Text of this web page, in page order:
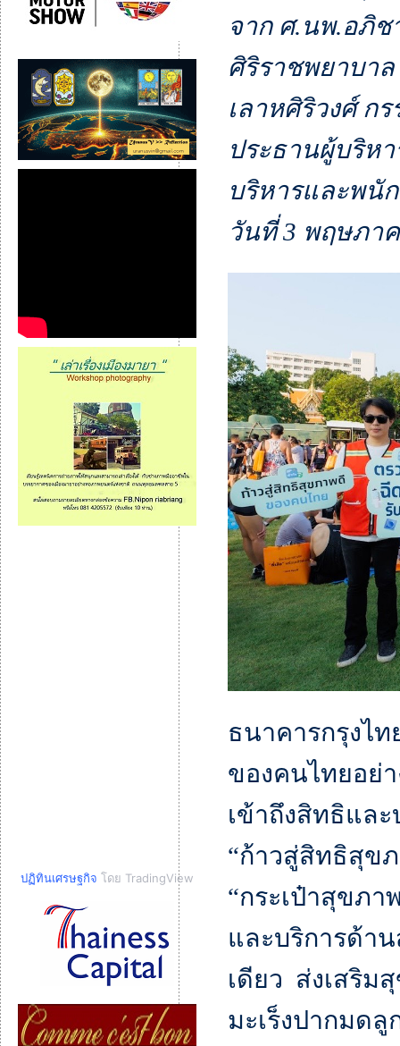
ปฏิทินเศรษฐกิจ โดย TradingView
จาก ศ.นพ.อภิ
ศิริราชพยาบา
เลาหศิริวงศ์ ก
ประธานผู้บริหา
บริหารและพนั
วันที่ 3 พฤษภา
ธนาคารกรุงไ
ของคนไทยอย่
เข้าถึงสิทธิแล
“ก้าวสู่สิทธิสุข
“กระเป๋าสุขภ
และบริการด้า
เดียว ส่งเสริม
มะเร็งปากมด